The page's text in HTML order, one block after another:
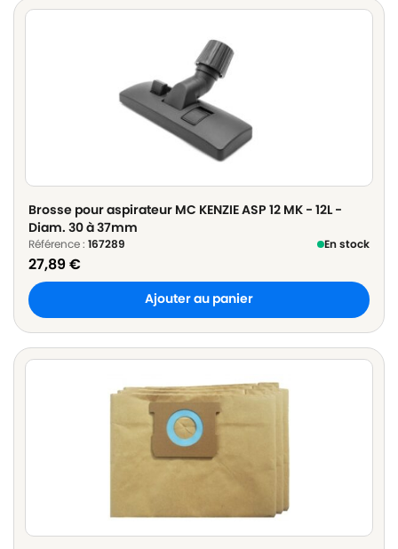
Brosse pour aspirateur MC KENZIE ASP 12 MK - 12L -
Diam. 30 à 37mm
Référence : 167289 En stock
27,89€
Ajouter au panier